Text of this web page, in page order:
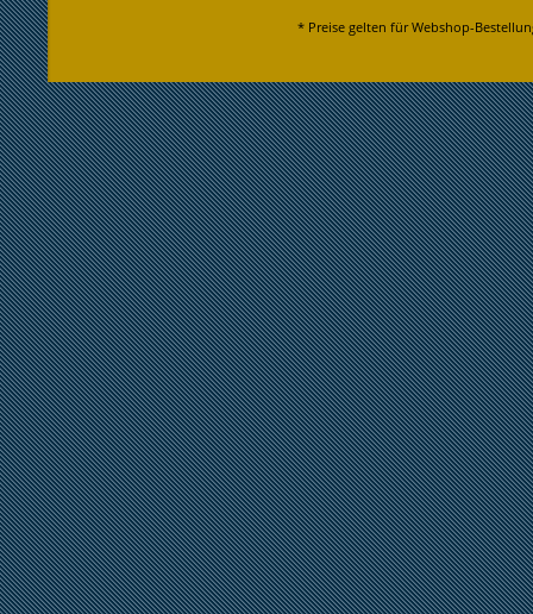
* Preise gelten für Webshop-